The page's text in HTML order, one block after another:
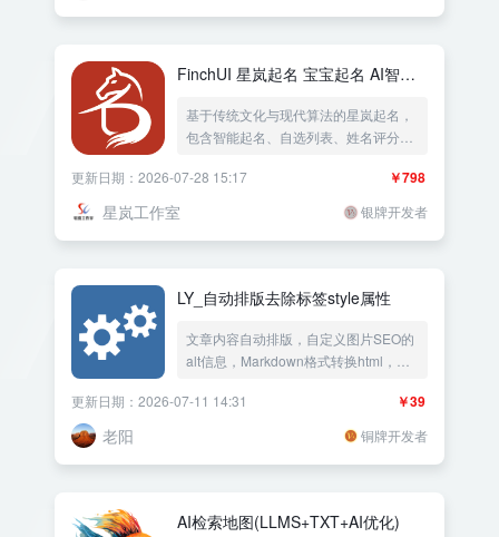
FinchUI 星岚起名 宝宝起名 AI智能
基于传统文化与现代算法的星岚起名，
包含智能起名、自选列表、姓名评分、
模块。支持五格数理、三才配置、八字
五行等多维度分析，并可接入
DeepSeek、火山方舟、阿里云百炼进
￥798
更新日期：2026-07-28 15:17
星岚工作室 银牌开发者
LY_自动排版去除标签style属性
文章内容自动排版，自定义图片SEO的
alt信息，Markdown格式转换html，去
为麻烦复制粘贴内容出现的大量沉余
style信息，处理采集出现的一些符号空
格，段落首行缩进，随机段落变色
￥39
更新日期：2026-07-11 14:31
老阳 铜牌开发者
AI检索地图(LLMS+TXT+AI优化)